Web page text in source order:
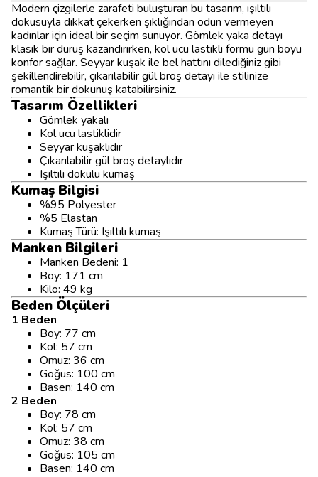
Modern çizgilerle zarafeti buluşturan bu tasarım, ışıltılı
dokusuyla dikkat çekerken şıklığından ödün vermeyen
kadınlar için ideal bir seçim sunuyor. Gömlek yaka detayı
klasik bir duruş kazandırırken, kol ucu lastikli formu gün boyu
konfor sağlar. Seyyar kuşak ile bel hattını dilediğiniz gibi
şekillendirebilir, çıkarılabilir gül broş detayı ile stilinize
romantik bir dokunuş katabilirsiniz.
Tasarım Özellikleri
Gömlek yakalı
Kol ucu lastiklidir
Seyyar kuşaklıdır
Çıkarılabilir gül broş detaylıdır
Işıltılı dokulu kumaş
Kumaş Bilgisi
%95 Polyester
%5 Elastan
Kumaş Türü: Işıltılı kumaş
Manken Bilgileri
Manken Bedeni: 1
Boy: 171 cm
Kilo: 49 kg
Beden Ölçüleri
1 Beden
Boy: 77 cm
Kol: 57 cm
Omuz: 36 cm
Göğüs: 100 cm
Basen: 140 cm
2 Beden
Boy: 78 cm
Kol: 57 cm
Omuz: 38 cm
Göğüs: 105 cm
Basen: 140 cm